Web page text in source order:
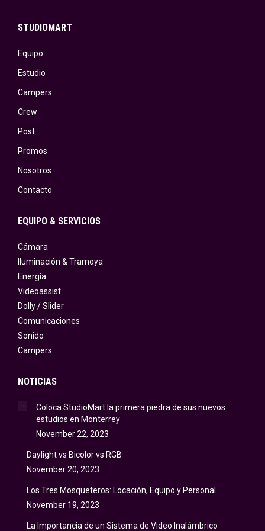
STUDIOMART
Equipo
Estudio
Campers
Crew
Post
Promos
Nosotros
Contacto
EQUIPO & SERVICIOS
Cámara
Iluminación & Tramoya
Energía
Videoassist
Dolly / Slider
Comunicaciones
Sonido
Campers
NOTICIAS
Coloca StudioMart la primera piedra de sus nuevos
estudios en Monterrey
November 22, 2023
Daylight vs Bicolor vs RGB
November 20, 2023
Los Tres Mosqueteros: Locación, Equipo y Personal
November 19, 2023
La Importancia de un Sistema de Video Inalámbrico